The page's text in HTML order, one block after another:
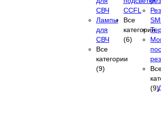
СВЧ
Лампы
для
СВЧ
Все
категории
(9)
CCFL
Все
категории
(6)
(9)